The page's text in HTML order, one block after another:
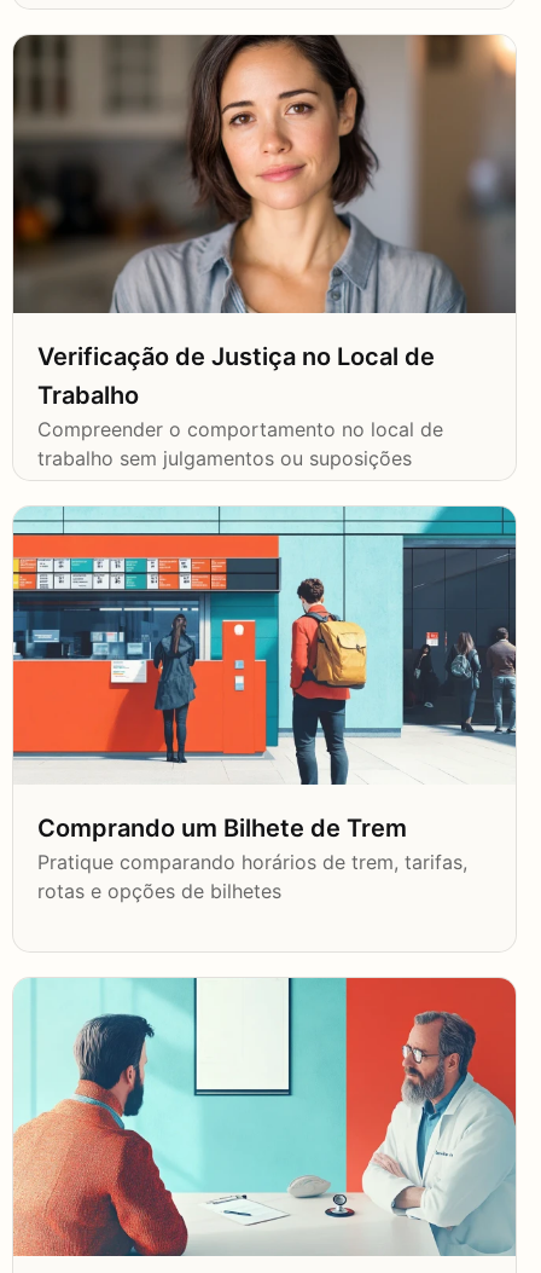
Verificação de Justiça no Local de
Trabalho
Compreender o comportamento no local de
trabalho sem julgamentos ou suposições
Comprando um Bilhete de Trem
Pratique comparando horários de trem, tarifas,
rotas e opções de bilhetes